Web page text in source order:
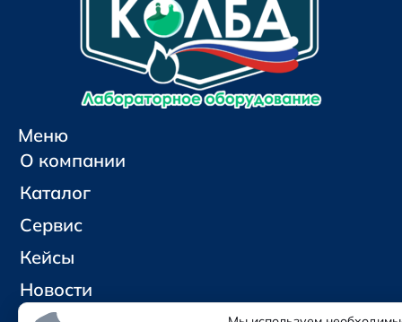
Меню
О компании
Каталог
Сервис
Кейсы
Новости